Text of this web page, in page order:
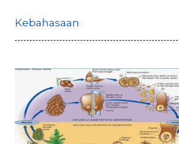
Kebahasaan